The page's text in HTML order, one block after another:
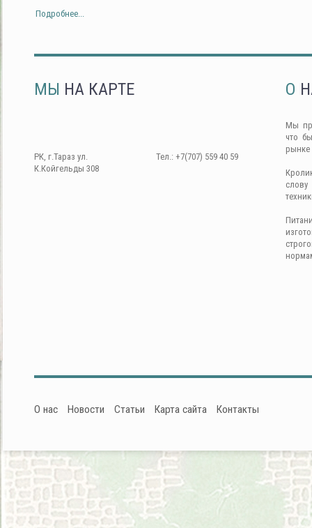
Подробнее...
МЫ НА КАРТЕ
РК, г.Тараз ул.
К.Койгельды 308
Тел.: +7(707) 559 40 59
О
Мы
что
рынке
О нас Новости Статьи Карта сайта Контакты